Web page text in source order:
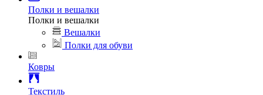
Полки и вешалки
Полки и вешалки
Вешалки
Полки для обуви
Ковры
Текстиль